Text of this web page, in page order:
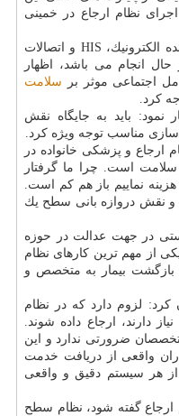
نظام ارجاع در خمینی
وی با اشاره به اینكه در ارتباط با پرونده الكترونیك، HIS و اتصالات
انجام می باشد، اظهار
اجتماعی موثر بر سلامت
كرد.
باید به جایگاه نقش
مناسب توجه ویژه كرد.
ارجاع و پزشكی خانواده در
است. چرا ما گرفتار
نماییم باز هم كم است.
و نقش دروازه بانی سطح یك
در جهت عدالت در حوزه
از مهم ترین كارهای نظام
بازگشت بیمار به متخصص و
لزوم دارد كه در نظام
دارند، ارجاع داده شوند.
ضرورتی ندارد و این
واقعی از دریافت خدمت
از هر سیستم دقیق و واقعی
ارجاع گفته شود، نظام سطح